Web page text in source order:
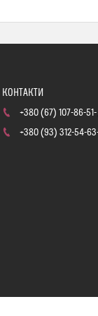
+380 (67) 107-86-51
+380 (93) 312-54-63